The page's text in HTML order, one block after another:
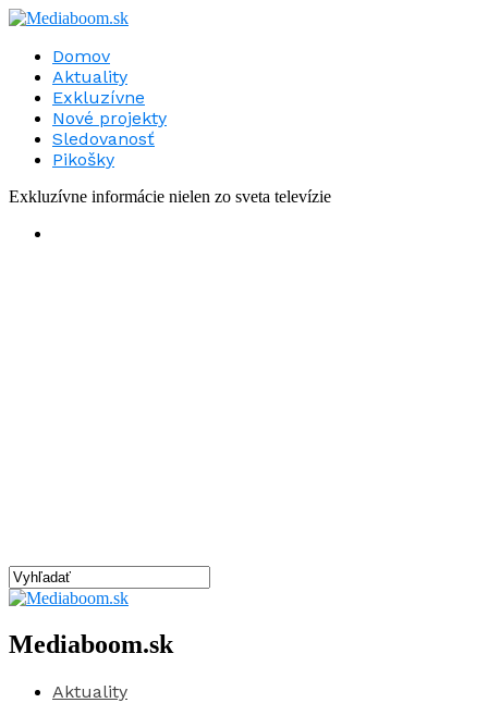
Domov
Aktuality
Exkluzívne
Nové projekty
Sledovanosť
Pikošky
Exkluzívne informácie nielen zo sveta televízie
Mediaboom.sk
Aktuality